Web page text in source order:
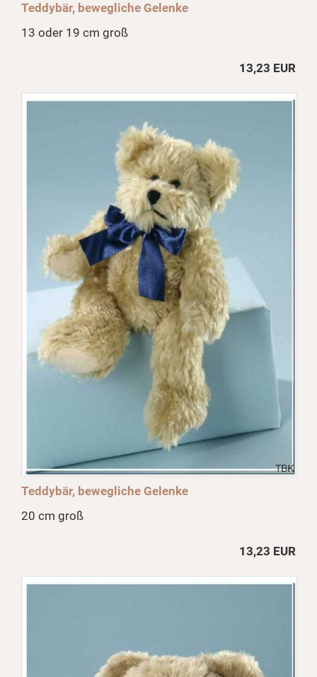
Teddybär, bewegliche Gelenke
13 oder 19 cm groß
13,23 EUR
Teddybär, bewegliche Gelenke
20 cm groß
13,23 EUR